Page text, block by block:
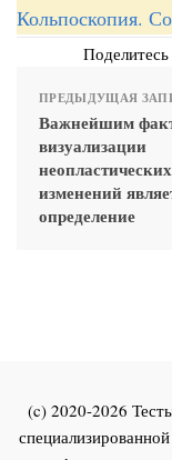
Кольпоскопия.
ПРЕДЫДУЩАЯ
Важнейшим
визуализации
неопластических
изменений
определение
(c) 2020-2026